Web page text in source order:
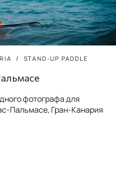
STAND-UP PADDLE
фотографа для
Пальмасе, Гран-Канария